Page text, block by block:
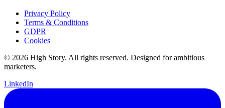
Privacy Policy
Terms & Conditions
GDPR
Cookies
© 2026 High Story. All rights reserved. Designed for ambitious
marketers.
LinkedIn